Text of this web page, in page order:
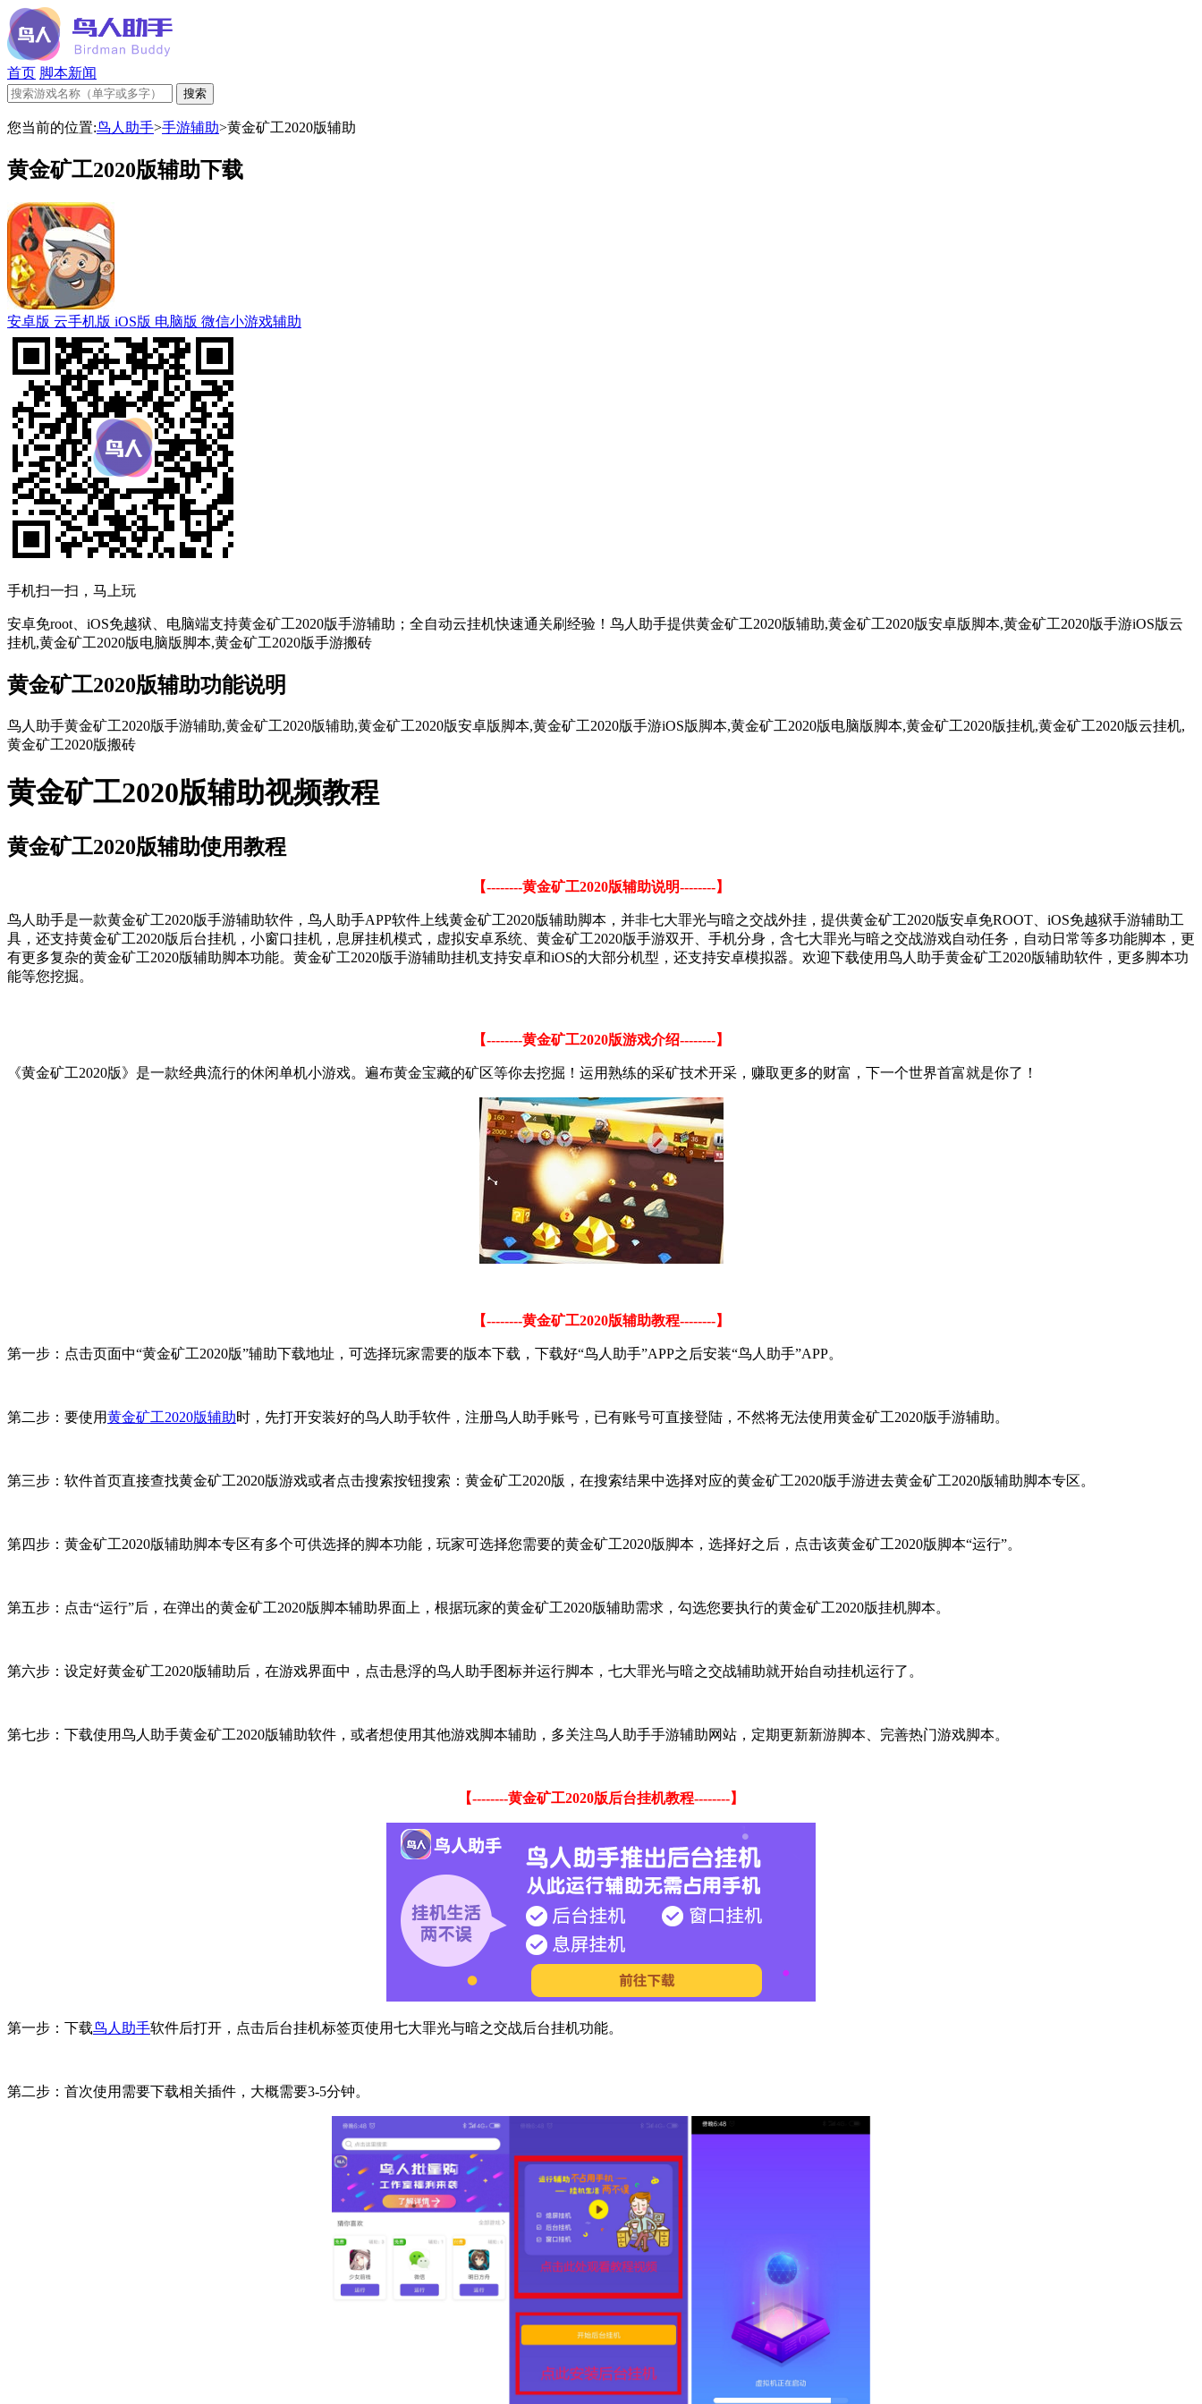
首页 脚本新闻
您当前的位置:鸟人助手>手游辅助>黄金矿工2020版辅助
黄金矿工2020版辅助下载
安卓版 云手机版 iOS版 电脑版 微信小游戏辅助
手机扫一扫，马上玩
安卓免root、iOS免越狱、电脑端支持黄金矿工2020版手游辅助；全自动云挂机快速通关刷经验！鸟人助手提供黄金矿工2020版辅助,黄金矿工2020版安卓版脚本,黄金矿工2020版手游iOS版云
挂机,黄金矿工2020版电脑版脚本,黄金矿工2020版手游搬砖
黄金矿工2020版辅助功能说明
鸟人助手黄金矿工2020版手游辅助,黄金矿工2020版辅助,黄金矿工2020版安卓版脚本,黄金矿工2020版手游iOS版脚本,黄金矿工2020版电脑版脚本,黄金矿工2020版挂机,黄金矿工2020版云挂机,
黄金矿工2020版搬砖
黄金矿工2020版辅助视频教程
黄金矿工2020版辅助使用教程
【--------黄金矿工2020版辅助说明--------】
鸟人助手是一款黄金矿工2020版手游辅助软件，鸟人助手APP软件上线黄金矿工2020版辅助脚本，并非七大罪光与暗之交战外挂，提供黄金矿工2020版安卓免ROOT、iOS免越狱手游辅助工
具，还支持黄金矿工2020版后台挂机，小窗口挂机，息屏挂机模式，虚拟安卓系统、黄金矿工2020版手游双开、手机分身，含七大罪光与暗之交战游戏自动任务，自动日常等多功能脚本，更
有更多复杂的黄金矿工2020版辅助脚本功能。黄金矿工2020版手游辅助挂机支持安卓和iOS的大部分机型，还支持安卓模拟器。欢迎下载使用鸟人助手黄金矿工2020版辅助软件，更多脚本功
能等您挖掘。
【--------黄金矿工2020版游戏介绍--------】
《黄金矿工2020版》是一款经典流行的休闲单机小游戏。遍布黄金宝藏的矿区等你去挖掘！运用熟练的采矿技术开采，赚取更多的财富，下一个世界首富就是你了！
【--------黄金矿工2020版辅助教程--------】
第一步：点击页面中“黄金矿工2020版”辅助下载地址，可选择玩家需要的版本下载，下载好“鸟人助手”APP之后安装“鸟人助手”APP。
第二步：要使用黄金矿工2020版辅助时，先打开安装好的鸟人助手软件，注册鸟人助手账号，已有账号可直接登陆，不然将无法使用黄金矿工2020版手游辅助。
第三步：软件首页直接查找黄金矿工2020版游戏或者点击搜索按钮搜索：黄金矿工2020版，在搜索结果中选择对应的黄金矿工2020版手游进去黄金矿工2020版辅助脚本专区。
第四步：黄金矿工2020版辅助脚本专区有多个可供选择的脚本功能，玩家可选择您需要的黄金矿工2020版脚本，选择好之后，点击该黄金矿工2020版脚本“运行”。
第五步：点击“运行”后，在弹出的黄金矿工2020版脚本辅助界面上，根据玩家的黄金矿工2020版辅助需求，勾选您要执行的黄金矿工2020版挂机脚本。
第六步：设定好黄金矿工2020版辅助后，在游戏界面中，点击悬浮的鸟人助手图标并运行脚本，七大罪光与暗之交战辅助就开始自动挂机运行了。
第七步：下载使用鸟人助手黄金矿工2020版辅助软件，或者想使用其他游戏脚本辅助，多关注鸟人助手手游辅助网站，定期更新新游脚本、完善热门游戏脚本。
【--------黄金矿工2020版后台挂机教程--------】
第一步：下载鸟人助手软件后打开，点击后台挂机标签页使用七大罪光与暗之交战后台挂机功能。
第二步：首次使用需要下载相关插件，大概需要3-5分钟。